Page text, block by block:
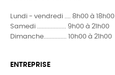
Lundi - vendredi .... 8h00 à 18h00
Samedi ................... 9h00 à 21h00
Dimanche............... 10h00 à 21h00
ENTREPRISE